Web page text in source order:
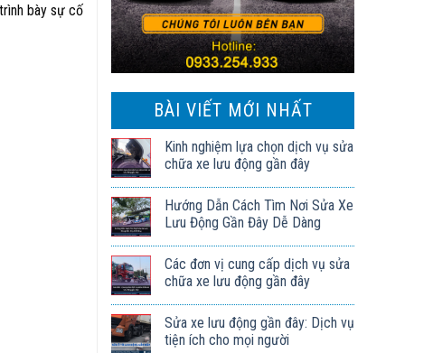
bày sự cố
BÀI VIẾT MỚI NHẤT
Kinh nghiệm lựa chọn dịch vụ sửa
chữa xe lưu động gần đây
Hướng Dẫn Cách Tìm Nơi Sửa Xe
Lưu Động Gần Đây Dễ Dàng
Các đơn vị cung cấp dịch vụ sửa
chữa xe lưu động gần đây
Sửa xe lưu động gần đây: Dịch vụ
tiện ích cho mọi người